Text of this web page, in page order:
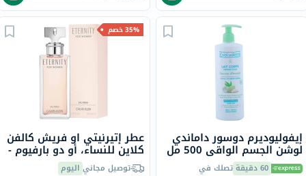
إيفوليوديرم دوسور داماندي
لوشن الجسم الواقي 500 مل
60 دقيقة تصلك في
35% خصم
عطر إتيرنيتي او فريش كالفن
كلاين للنساء، أو دو بارفيوم -
100 ملتوصيل مجاني اليوم